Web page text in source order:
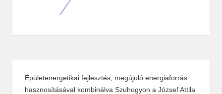
Épületenergetikai fejlesztés, megújuló energiaforrás
hasznosításával kombinálva Szuhogyon a József Attila